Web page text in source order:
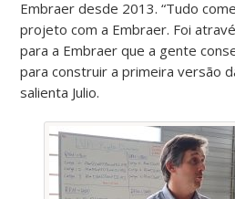
Embraer desde 2013. “Tudo
projeto com a Embraer. Foi
para a Embraer que a gente
para construir a primeira versão
salienta Julio.